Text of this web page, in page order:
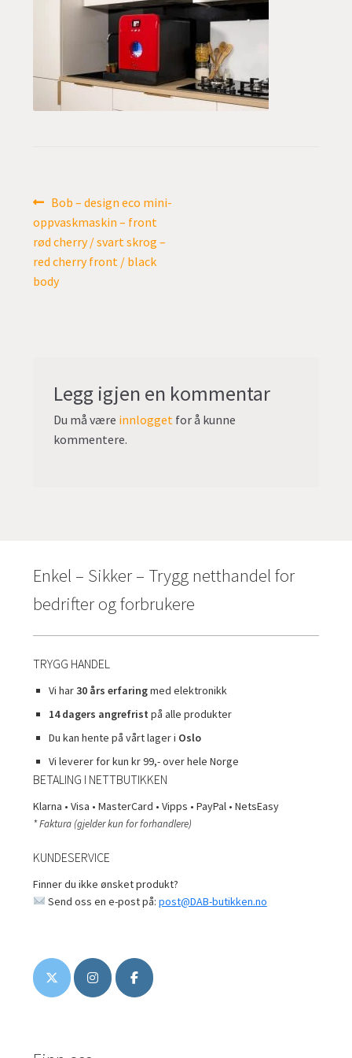
TILBUD
Innleggsnavigasjon
Forrige
innlegg:
Bob – design eco mini-
oppvaskmaskin – front
rød cherry / svart skrog –
red cherry front / black
body
Legg igjen en kommentar
Du må være innlogget for å kunne
kommentere.
Enkel – Sikker – Trygg netthandel for
bedrifter og forbrukere
TRYGG HANDEL
Vi har30 års erfaringmed elektronikk
14 dagers angrefrist på alle produkter
Du kan hente på vårt lager i Oslo
Vi leverer for kun kr 99,- over hele Norge
BETALING I NETTBUTIKKEN
Klarna • Visa • MasterCard • Vipps • PayPal • NetsEasy
* Faktura (gjelder kun for forhandlere)
KUNDESERVICE
Finner du ikke ønsket produkt?
Send oss en e-post på: post@DAB-butikken.no